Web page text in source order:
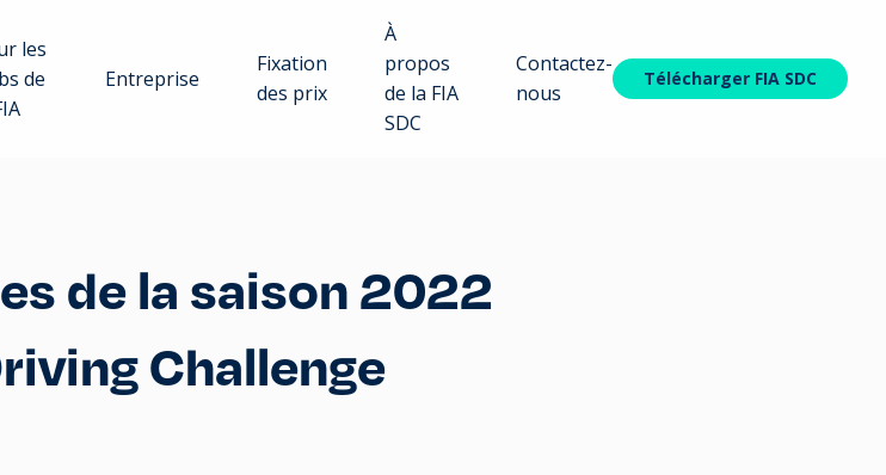
les
de
Entreprise
Fixation
des prix
À
propos
de la FIA
SDC
Contactez-
nous
Télécharger FIA SDC
de la saison 2022
Challenge